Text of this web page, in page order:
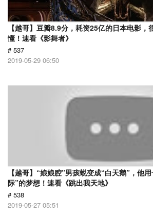
【越哥】豆瓣8.9分，耗资25亿的日本电影，
懂！速看《影舞者》
# 537
2019-05-29 06:50
【越哥】“娘娘腔”男孩蜕变成“白天鹅”，他
际”的梦想！速看《跳出我天地》
# 538
2019-05-27 05:51